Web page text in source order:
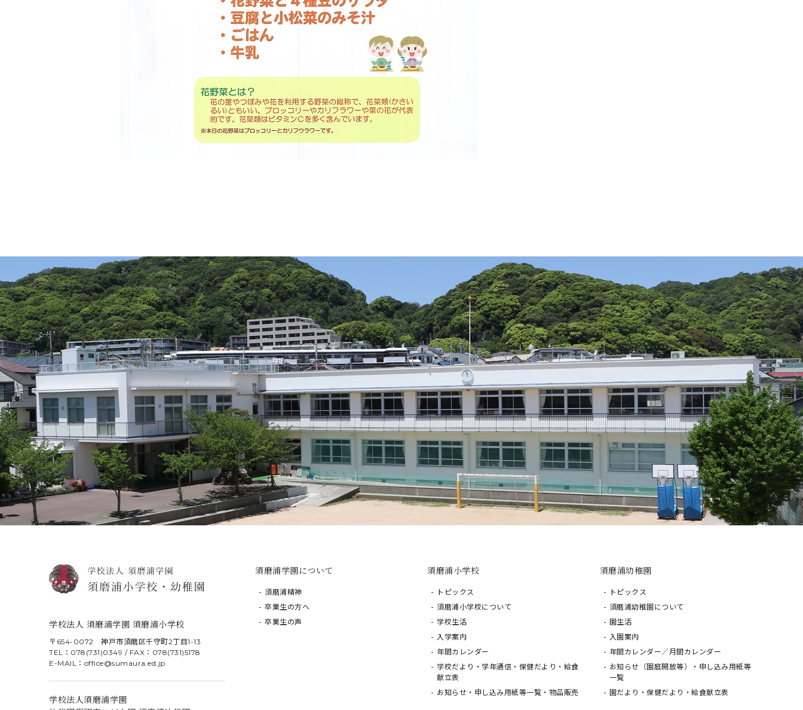
学校法人 須磨浦学園 須磨浦小学校
〒654-0072 神戸市須磨区千守町2丁目1-13
TEL：078(731)0349 / FAX：078(731)5178
E-MAIL：office@sumaura.ed.jp
学校法人須磨浦学園
須磨浦学園について
須磨浦精神
卒業生の方へ
卒業生の声
須磨浦小学校
トピックス
須磨浦小学校について
学校生活
入学案内
年間カレンダー
学校だより・学年通信・保健だより・給食
献立表
お知らせ・申し込み用紙等一覧・物品販売
須磨浦幼稚園
トピックス
須磨浦幼稚園について
園生活
入園案内
年間カレンダー／月間カレンダー
お知らせ（園庭開放等）・申し込み用紙等
一覧
園だより・保健だより・給食献立表